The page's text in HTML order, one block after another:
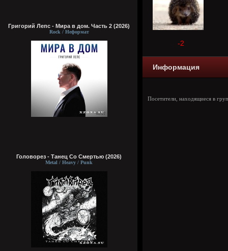
Григорий Лепс - Мира в дом. Часть 2 (2026)
Rock / Неформат
Головорез - Tанец Со Смертью (2026)
Metal / Heavy / Punk
-2
Информация
Посетители, находящиеся в